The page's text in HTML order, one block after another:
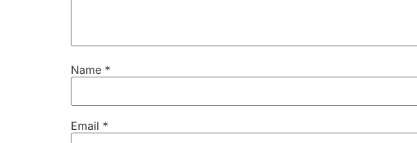
Name *
Email *